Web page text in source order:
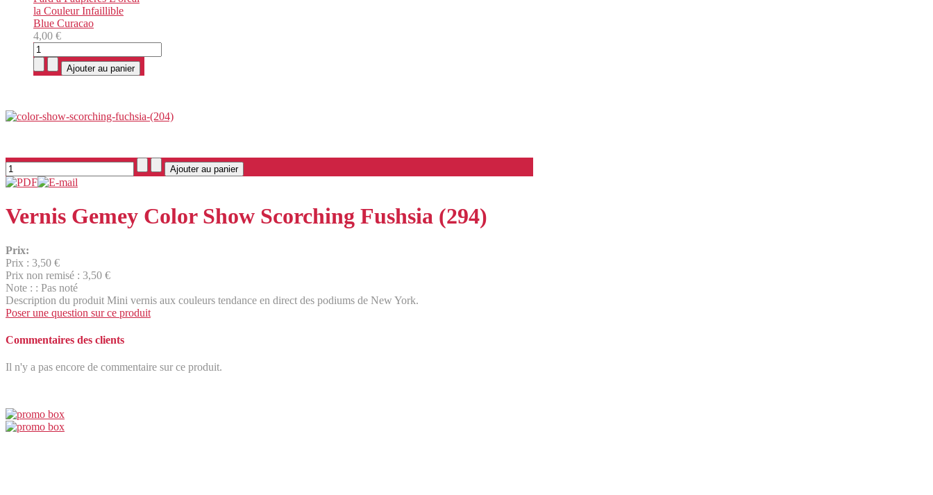
la Couleur Infaillible
Blue Curacao
4,00 €
Vernis Gemey Color Show Scorching Fushsia (294)
Prix:
Prix : 3,50 €
Prix non remisé : 3,50 €
Note : : Pas noté
Description du produit Mini vernis aux couleurs tendance en direct des podiums de New York.
Poser une question sur ce produit
Commentaires des clients
Il n'y a pas encore de commentaire sur ce produit.